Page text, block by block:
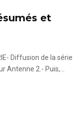
et
Diffusion de la série
Antenne 2.- Puis,...